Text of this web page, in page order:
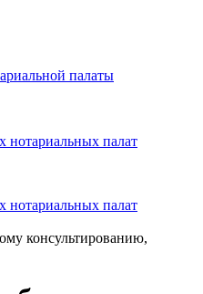
палаты
нотариальных палат
нотариальных палат
консультированию,